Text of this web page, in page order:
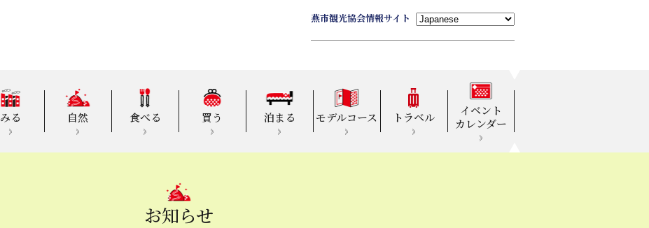
燕市観光協会情報サイト
みる 自然 食べる 買う 泊まる モデルコース トラベル
イベント
カレンダー
お知らせ